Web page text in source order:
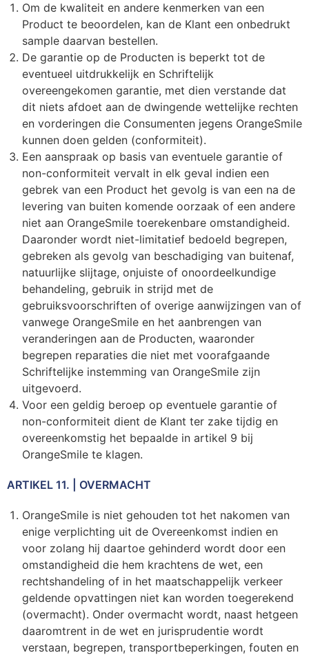
Om de kwaliteit en andere kenmerken van een
Product te beoordelen, kan de Klant een onbedrukt
sample daarvan bestellen.
De garantie op de Producten is beperkt tot de
eventueel uitdrukkelijk en Schriftelijk
overeengekomen garantie, met dien verstande dat
dit niets afdoet aan de dwingende wettelijke rechten
en vorderingen die Consumenten jegens OrangeSmile
kunnen doen gelden (conformiteit).
Een aanspraak op basis van eventuele garantie of
non-conformiteit vervalt in elk geval indien een
gebrek van een Product het gevolg is van een na de
levering van buiten komende oorzaak of een andere
niet aan OrangeSmile toerekenbare omstandigheid.
Daaronder wordt niet-limitatief bedoeld begrepen,
gebreken als gevolg van beschadiging van buitenaf,
natuurlijke slijtage, onjuiste of onoordeelkundige
behandeling, gebruik in strijd met de
gebruiksvoorschriften of overige aanwijzingen van of
vanwege OrangeSmile en het aanbrengen van
veranderingen aan de Producten, waaronder
begrepen reparaties die niet met voorafgaande
Schriftelijke instemming van OrangeSmile zijn
uitgevoerd.
Voor een geldig beroep op eventuele garantie of
non-conformiteit dient de Klant ter zake tijdig en
overeenkomstig het bepaalde in artikel 9 bij
OrangeSmile te klagen.
ARTIKEL 11. | OVERMACHT
OrangeSmile is niet gehouden tot het nakomen van
enige verplichting uit de Overeenkomst indien en
voor zolang hij daartoe gehinderd wordt door een
omstandigheid die hem krachtens de wet, een
rechtshandeling of in het maatschappelijk verkeer
geldende opvattingen niet kan worden toegerekend
(overmacht). Onder overmacht wordt, naast hetgeen
daaromtrent in de wet en jurisprudentie wordt
verstaan, begrepen, transportbeperkingen, fouten en